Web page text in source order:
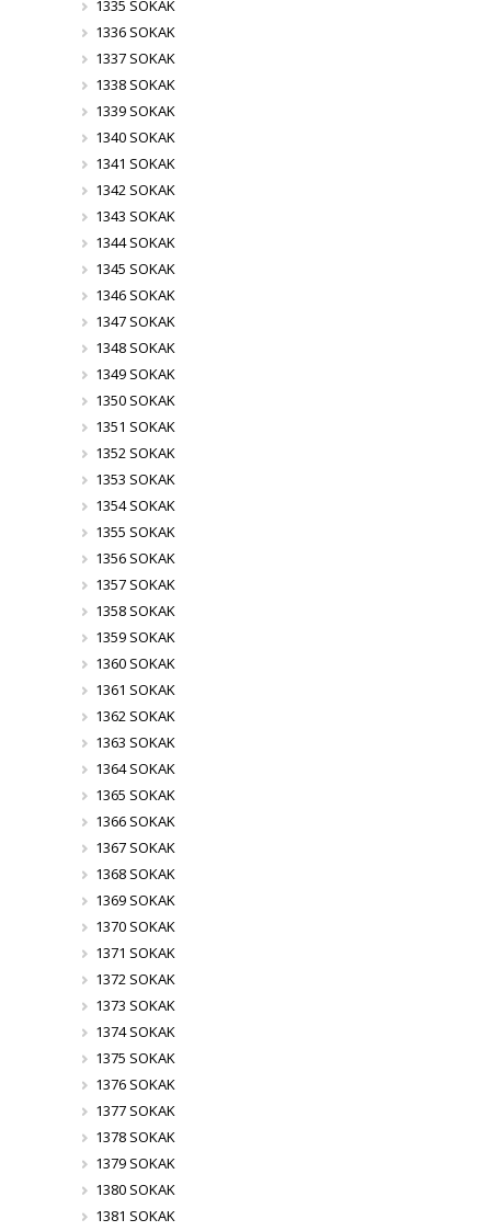
1335 SOKAK
1336 SOKAK
1337 SOKAK
1338 SOKAK
1339 SOKAK
1340 SOKAK
1341 SOKAK
1342 SOKAK
1343 SOKAK
1344 SOKAK
1345 SOKAK
1346 SOKAK
1347 SOKAK
1348 SOKAK
1349 SOKAK
1350 SOKAK
1351 SOKAK
1352 SOKAK
1353 SOKAK
1354 SOKAK
1355 SOKAK
1356 SOKAK
1357 SOKAK
1358 SOKAK
1359 SOKAK
1360 SOKAK
1361 SOKAK
1362 SOKAK
1363 SOKAK
1364 SOKAK
1365 SOKAK
1366 SOKAK
1367 SOKAK
1368 SOKAK
1369 SOKAK
1370 SOKAK
1371 SOKAK
1372 SOKAK
1373 SOKAK
1374 SOKAK
1375 SOKAK
1376 SOKAK
1377 SOKAK
1378 SOKAK
1379 SOKAK
1380 SOKAK
1381 SOKAK